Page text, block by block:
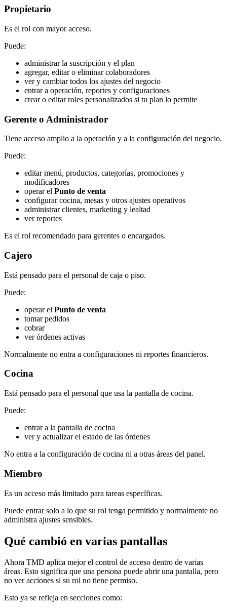
Propietario
Es el rol con mayor acceso.
Puede:
administrar la suscripción y el plan
agregar, editar o eliminar colaboradores
ver y cambiar todos los ajustes del negocio
entrar a operación, reportes y configuraciones
crear o editar roles personalizados si tu plan lo permite
Gerente o Administrador
Tiene acceso amplio a la operación y a la configuración del negocio.
Puede:
editar menú, productos, categorías, promociones y
modificadores
operar el Punto de venta
configurar cocina, mesas y otros ajustes operativos
administrar clientes, marketing y lealtad
ver reportes
Es el rol recomendado para gerentes o encargados.
Cajero
Está pensado para el personal de caja o piso.
Puede:
operar el Punto de venta
tomar pedidos
cobrar
ver órdenes activas
Normalmente no entra a configuraciones ni reportes financieros.
Cocina
Está pensado para el personal que usa la pantalla de cocina.
Puede:
entrar a la pantalla de cocina
ver y actualizar el estado de las órdenes
No entra a la configuración de cocina ni a otras áreas del panel.
Miembro
Es un acceso más limitado para tareas específicas.
Puede entrar solo a lo que su rol tenga permitido y normalmente no
administra ajustes sensibles.
Qué cambió en varias pantallas
Ahora TMD aplica mejor el control de acceso dentro de varias
áreas. Esto significa que una persona puede abrir una pantalla, pero
no ver acciones si su rol no tiene permiso.
Esto ya se refleja en secciones como: